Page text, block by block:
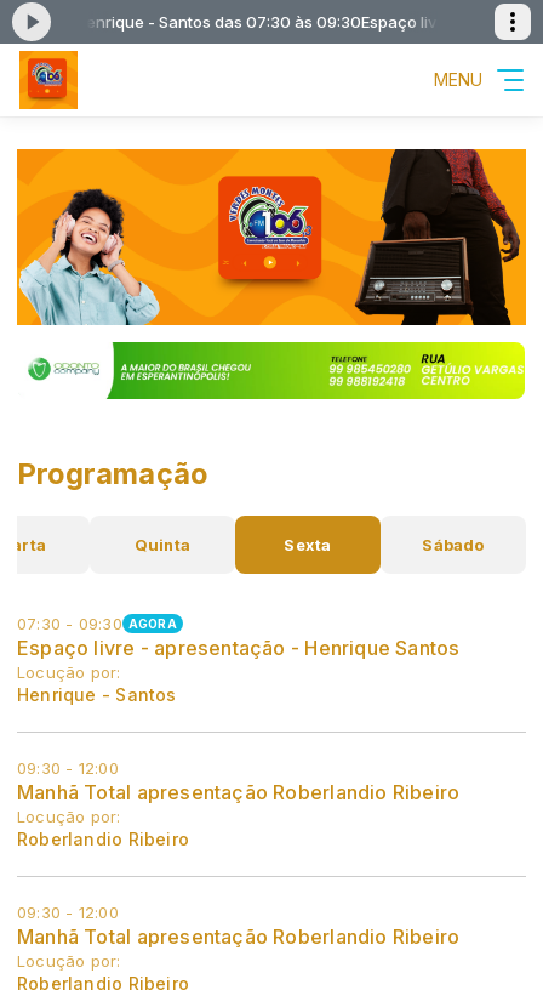
com Henrique - Santos das 07:30 às 09:30Espaço livre -
MENU
Programação
Quinta Sexta Sábado
07:30 - 09:30 AGORA
Espaço livre - apresentação - Henrique Santos
Locução por:
Henrique - Santos
09:30 - 12:00
Manhã Total apresentação Roberlandio Ribeiro
Locução por:
Roberlandio Ribeiro
09:30 - 12:00
Manhã Total apresentação Roberlandio Ribeiro
Locução por:
Roberlandio Ribeiro